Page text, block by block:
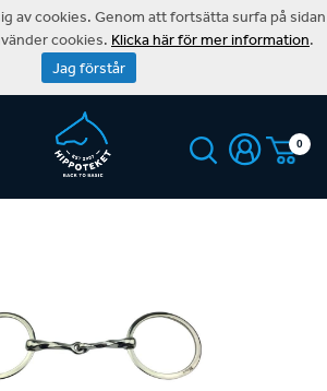
0
av cookies. Genom att fortsätta surfa på sidan
cookies. Klicka här för mer information.
Jag förstår